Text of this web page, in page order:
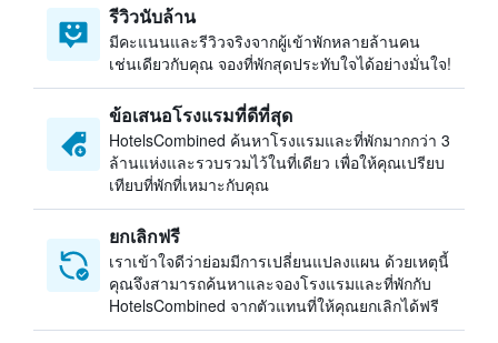
รีวิวนับล้าน
มีคะแนนและรีวิวจริงจากผู้เข้าพักหลายล้านคน
เช่นเดียวกับคุณ จองที่พักสุดประทับใจได้อย่างมั่นใจ!
ข้อเสนอโรงแรมที่ดีที่สุด
HotelsCombined ค้นหาโรงแรมและที่พักมากกว่า 3
ล้านแห่งและรวบรวมไว้ในที่เดียว เพื่อให้คุณเปรียบ
เทียบที่พักที่เหมาะกับคุณ
ยกเลิกฟรี
เราเข้าใจดีว่าย่อมมีการเปลี่ยนแปลงแผน ด้วยเหตุนี้
คุณจึงสามารถค้นหาและจองโรงแรมและที่พักกับ
HotelsCombined จากตัวแทนที่ให้คุณยกเลิกได้ฟรี